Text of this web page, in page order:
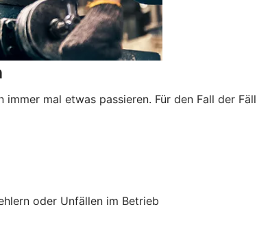
mal etwas passieren. Für den Fall der
oder Unfällen im Betrieb